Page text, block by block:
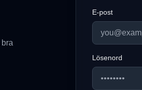
E-post
Lösenord